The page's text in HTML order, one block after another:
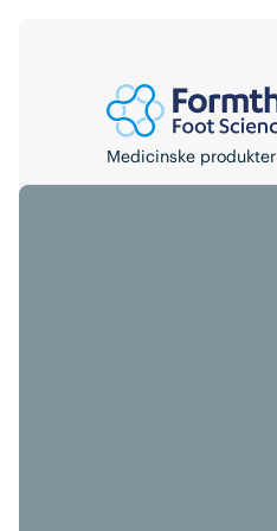
Medicinske produkter